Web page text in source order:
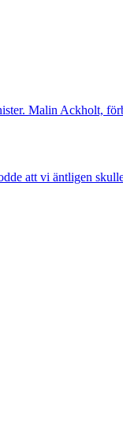
Malin Ackholt,
att vi äntligen